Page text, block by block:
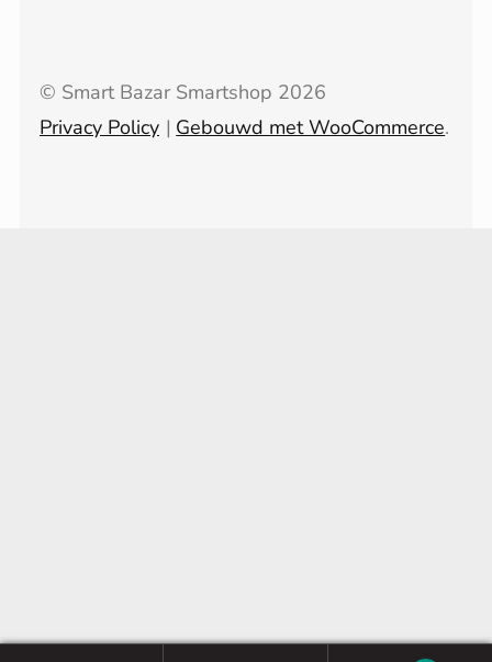
© Smart Bazar Smartshop 2026
Privacy Policy
Gebouwd met WooCommerce.